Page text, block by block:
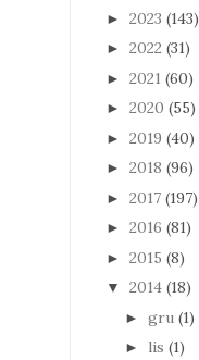
► 2023 (143)
► 2022 (31)
► 2021 (60)
► 2020 (55)
► 2019 (40)
► 2018 (96)
► 2017 (197)
► 2016 (81)
► 2015 (8)
▼ 2014 (18)
► gru (1)
► lis (1)